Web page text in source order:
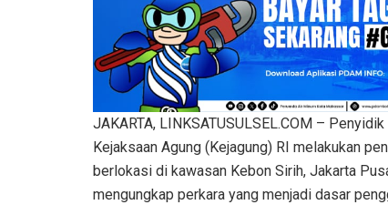
JAKARTA, LINKSATUSULSEL.COM –
Kejaksaan Agung (Kejagung) RI melakukan
berlokasi di kawasan Kebon Sirih, Jakarta
mengungkap perkara yang menjadi dasar